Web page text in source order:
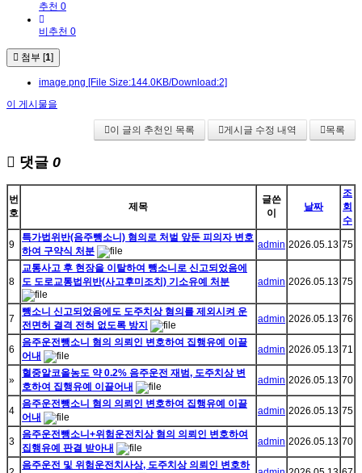
추천 0
비추천 0
첨부 [1]
image.png [File Size:144.0KB/Download:2]
이 게시물을
이 글의 추천인 목록 게시글 수정 내역 목록
댓글 0
번
호
제목
글쓴
이
날짜
조
회
수
9
특가법위반(음주뺑소니) 혐의로 처벌 앞둔 피의자 변호
하여 구약식 처분
admin 2026.05.13 75
8
교통사고 후 현장을 이탈하여 뺑소니로 신고되었음에
도 도로교통법위반(사고후미조치) 기소유예 처분
admin 2026.05.13 75
7
뺑소니 신고되었음에도 도주치상 혐의를 제외시켜 운
전면허 결격 전혀 없도록 방지
admin 2026.05.13 76
6
음주운전뺑소니 혐의 의뢰인 변호하여 집행유예 이끌
어내
admin 2026.05.13 71
»
혈중알코올농도 약 0.2% 음주운전 재범, 도주치상 변
호하여 집행유예 이끌어내
admin 2026.05.13 70
4
음주운전뺑소니 혐의 의뢰인 변호하여 집행유예 이끌
어내
admin 2026.05.13 75
3
음주운전뺑소니+위험운전치상 혐의 의뢰인 변호하여
집행유예 판결 받아내
admin 2026.05.13 70
음주운전 및 위험운전치사상, 도주치상 의뢰인 변호하